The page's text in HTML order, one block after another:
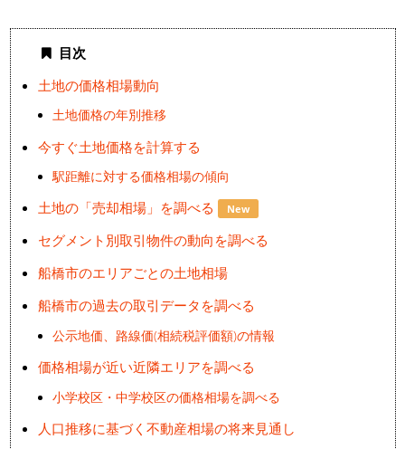
目次
土地の価格相場動向
土地価格の年別推移
今すぐ土地価格を計算する
駅距離に対する価格相場の傾向
土地の「売却相場」を調べる New
セグメント別取引物件の動向を調べる
船橋市のエリアごとの土地相場
船橋市の過去の取引データを調べる
公示地価、路線価(相続税評価額)の情報
価格相場が近い近隣エリアを調べる
小学校区・中学校区の価格相場を調べる
人口推移に基づく不動産相場の将来見通し